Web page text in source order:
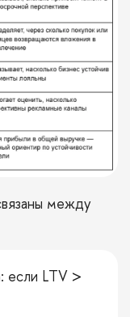
между
если LTV >